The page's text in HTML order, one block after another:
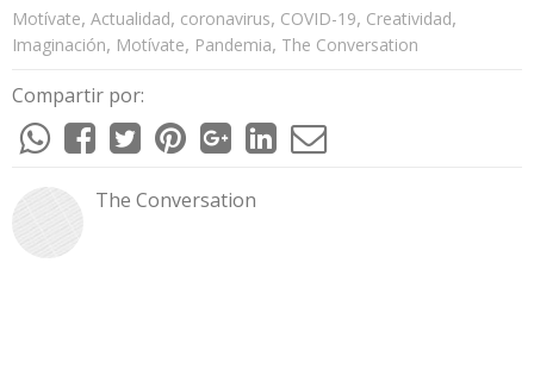
Motívate, Actualidad, coronavirus, COVID-19, Creatividad,
Imaginación, Motívate, Pandemia, The Conversation
Compartir por:
The Conversation